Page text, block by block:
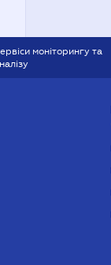
моніторингу та